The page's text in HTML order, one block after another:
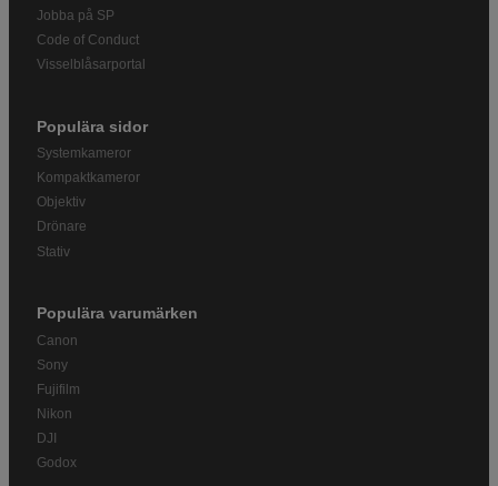
Jobba på SP
Code of Conduct
Visselblåsarportal
Populära sidor
Systemkameror
Kompaktkameror
Objektiv
Drönare
Stativ
Populära varumärken
Canon
Sony
Fujifilm
Nikon
DJI
Godox